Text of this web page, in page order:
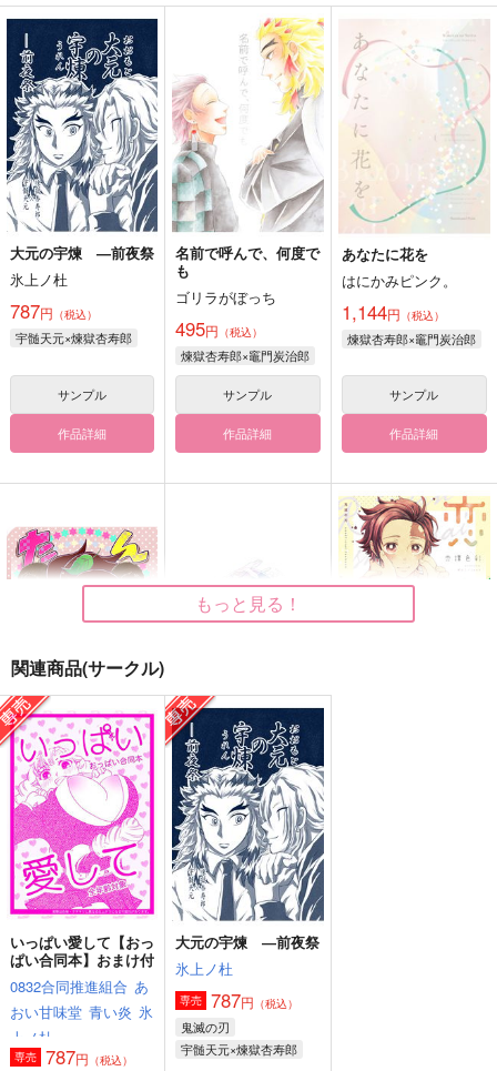
大元の宇煉 —前夜祭
氷上ノ杜
787円 （税込）
宇髄天元×煉獄杏寿郎
サンプル
作品詳細
名前で呼んで、何度で
も
ゴリラがぼっち
495円 （税込）
煉獄杏寿郎×竈門炭治郎
サンプル
作品詳細
あなたに花を
はにかみピンク。
1,144円 （税込）
煉獄杏寿郎×竈門炭治郎
サンプル
作品詳細
たんポコ
おかっぱよ
385円（税込）
煉獄杏寿郎×竈門炭治郎
サンプル
作品詳細
證明寫眞
87vie
975円（税込）
煉獄杏寿郎×竈門炭治郎
サンプル
作品詳細
もっと見る！
関連商品(サークル)
いっぱい愛して【おっ
ぱい合同本】おまけ付
0832合同推進組合 あ
おい甘味堂 青い炎 氷
上ノ杜
専売 787円 （税込）
大元の宇煉 ―前夜祭
氷上ノ杜
専売 787円 （税込）
鬼滅の刃
宇髄天元×煉獄杏寿郎